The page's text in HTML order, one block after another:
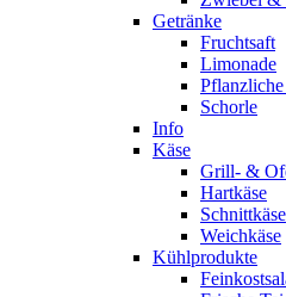
Getränke
Fruchtsaft
Limonade
Schorle
Info
Käse
Grill- &
Hartkäse
Schnittkäse
Weichkäse
Kühlprodukte